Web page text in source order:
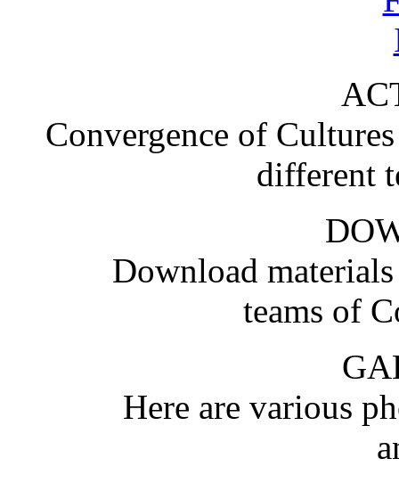
Convergence of
different
Download
teams of
Here are various